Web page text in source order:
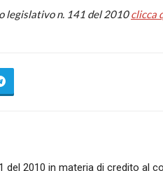
legislativo n. 141 del 2010clicca
del 2010 in materia di credito al